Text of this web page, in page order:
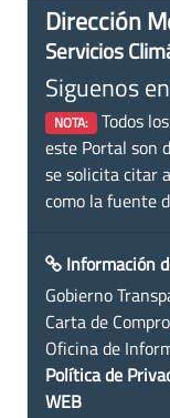
Dirección
Servicios
Siguenos en
NOTA: Todos
este Portal son
se solicita citar
como la fuente
Información
Gobierno
Carta de
Oficina de
Política de
WEB